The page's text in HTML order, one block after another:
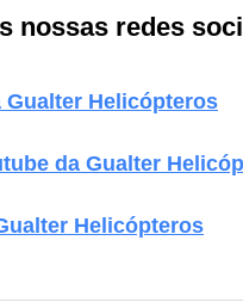
nossas redes
Gualter Helicópteros
da Gualter
Helicópteros